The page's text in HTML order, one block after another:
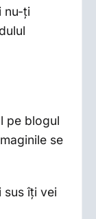
nu-ți
pe blogul
se
sus îți vei